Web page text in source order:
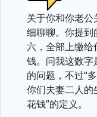
关于你和你老
细聊聊。你提
六，全部上缴
钱。问我这数字
的问题，不过“
你们夫妻二人的
花钱”的定义。